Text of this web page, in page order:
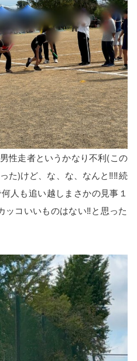
性走者というかなり不利(この
た)けど、な、な、なんと‼️‼️続
人も追い越しまさかの見事１
ッコいいものはない‼️と思った